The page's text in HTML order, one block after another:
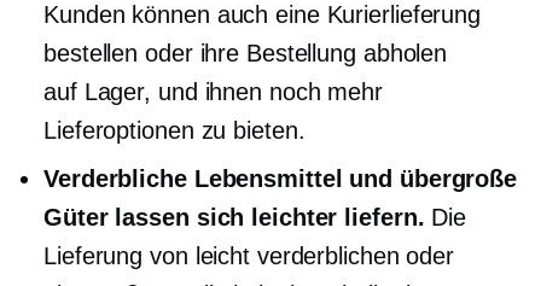
Kunden können auch eine Kurierlieferung
bestellen oder ihre Bestellung abholen
auf Lager, und ihnen noch mehr
Lieferoptionen zu bieten.
Verderbliche Lebensmittel und übergroße
Güter lassen sich leichter liefern. Die
Lieferung von leicht verderblichen oder